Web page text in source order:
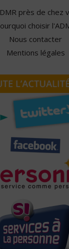
près de chez
choisir
Nous contacter
Mentions légales